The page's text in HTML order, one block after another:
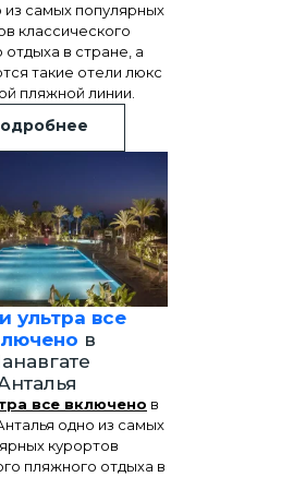
из самых популярных
классического
отдыха в стране, а
такие отели люкс
пляжной линии.
ультра все
в
все включено в
одно из самых
курортов
пляжного отдыха в